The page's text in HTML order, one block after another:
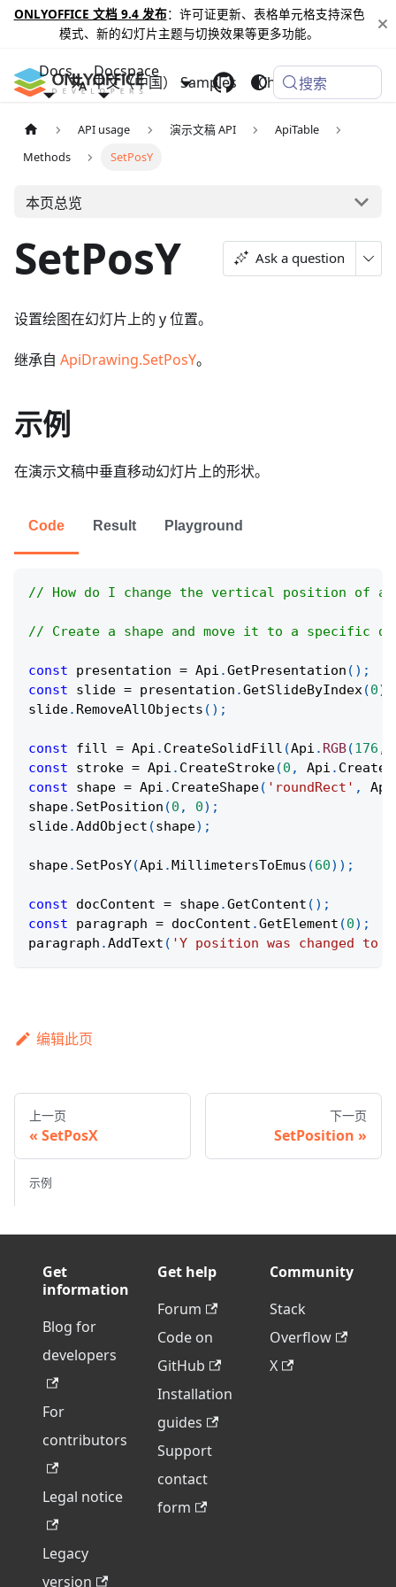
ONLYOFFICE 文档 9.4 发布：许可证更新、表格单元格支持深色
模式、新的幻灯片主题与切换效果等更多功能。
Docs Docspace
Samples Changelog
中文（中国） 搜索
API usage 演示文稿 API
ApiTable
Methods
SetPosY
本页总览
SetPosY Ask a question
设置绘图在幻灯片上的 y 位置。
继承自 ApiDrawing.SetPosY。
示例
在演示文稿中垂直移动幻灯片上的形状。
Code Result Playground
// How do I change the vertical position of a
// Create a shape and move it to a specific
const presentation = Api .GetPresentation ( ) ;
const slide = presentation .GetSlideByIndex(0)
slide. RemoveAllObjects ( ) ;
const fill = Api . CreateSolidFill (Api . RGB(176 ,
const stroke = Api . CreateStroke(0 , Api .
const shape = Api . CreateShape( 'roundRect' , Api
shape. SetPosition (0 , 0) ;
slide.AddObject (shape) ;
shape. SetPosY(Api .MillimetersToEmus (60) ) ;
const docContent = shape.GetContent ( ) ;
const paragraph = docContent .GetElement (0) ;
paragraph .AddText ( 'Y position was changed to
编辑此页
上一页
SetPosX
下一页
SetPosition
示例
Get
information
Blog for
developers
For
contributors
Legal notice
Legacy
version
Get help
Forum
Code on
GitHub
Installation
guides
Support
contact
form
Community
Stack
Overflow
X